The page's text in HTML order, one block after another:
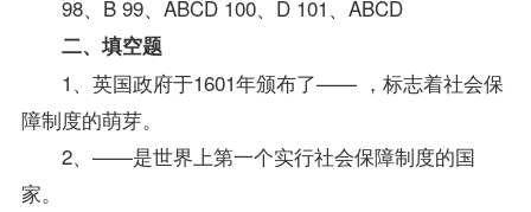
98、B 99、ABCD 100、D 101、ABCD
二、填空题
1、英国政府于1601年颁布了—— ，标志着社会保
障制度的萌芽。
2、——是世界上第一个实行社会保障制度的国
家。